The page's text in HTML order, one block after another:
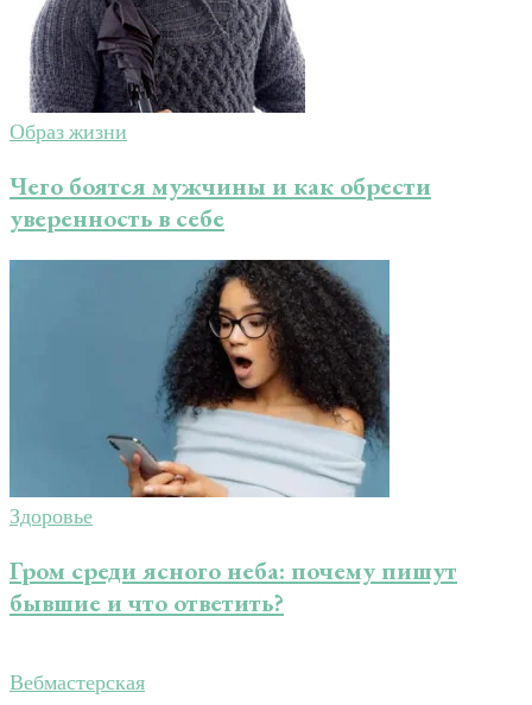
Образ жизни
Чего боятся мужчины и как обрести
уверенность в себе
Здоровье
Гром среди ясного неба: почему пишут
бывшие и что ответить?
Вебмастерская